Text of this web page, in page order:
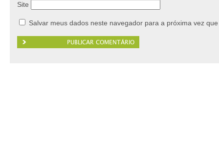
Site
Salvar meus dados neste navegador para a próxima vez